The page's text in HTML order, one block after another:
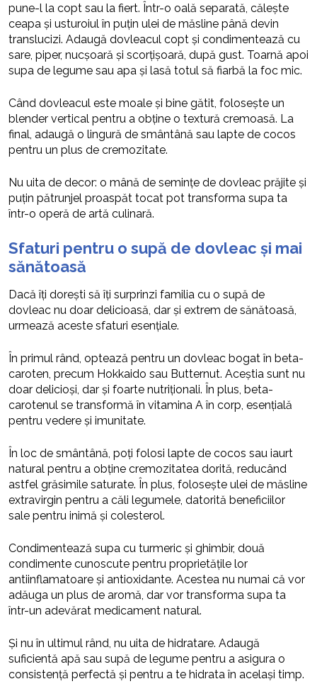
pune-l la copt sau la fiert. Într-o oală separată, călește
ceapa și usturoiul în puțin ulei de măsline până devin
translucizi. Adaugă dovleacul copt și condimentează cu
sare, piper, nucșoară și scorțișoară, după gust. Toarnă apoi
supa de legume sau apa și lasă totul să fiarbă la foc mic.
Când dovleacul este moale și bine gătit, folosește un
blender vertical pentru a obține o textură cremoasă. La
final, adaugă o lingură de smântână sau lapte de cocos
pentru un plus de cremozitate.
Nu uita de decor: o mână de semințe de dovleac prăjite și
puțin pătrunjel proaspăt tocat pot transforma supa ta
într-o operă de artă culinară.
Sfaturi pentru o supă de dovleac și mai
sănătoasă
Dacă îți dorești să îți surprinzi familia cu o supă de
dovleac nu doar delicioasă, dar și extrem de sănătoasă,
urmează aceste sfaturi esențiale.
În primul rând, optează pentru un dovleac bogat în beta-
caroten, precum Hokkaido sau Butternut. Aceștia sunt nu
doar delicioși, dar și foarte nutriționali. În plus, beta-
carotenul se transformă în vitamina A în corp, esențială
pentru vedere și imunitate.
În loc de smântână, poți folosi lapte de cocos sau iaurt
natural pentru a obține cremozitatea dorită, reducând
astfel grăsimile saturate. În plus, folosește ulei de măsline
extravirgin pentru a căli legumele, datorită beneficiilor
sale pentru inimă și colesterol.
Condimentează supa cu turmeric și ghimbir, două
condimente cunoscute pentru proprietățile lor
antiinflamatoare și antioxidante. Acestea nu numai că vor
adăuga un plus de aromă, dar vor transforma supa ta
într-un adevărat medicament natural.
Și nu în ultimul rând, nu uita de hidratare. Adaugă
suficientă apă sau supă de legume pentru a asigura o
consistență perfectă și pentru a te hidrata în același timp.